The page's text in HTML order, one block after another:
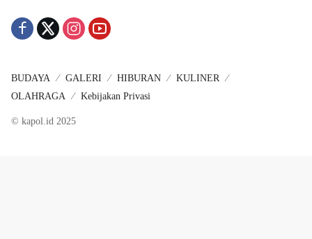
BUDAYA GALERI HIBURAN
KULINER
OLAHRAGA
Kebijakan Privasi
© kapol.id 2025